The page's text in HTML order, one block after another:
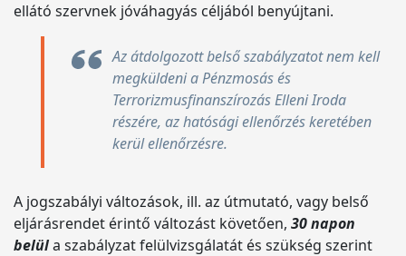
ellátó szervnek jóváhagyás céljából benyújtani.
Az átdolgozott belső szabályzatot nem kell
megküldeni a Pénzmosás és
Terrorizmusfinanszírozás Elleni Iroda
részére, az hatósági ellenőrzés keretében
kerül ellenőrzésre.
A jogszabályi változások, ill. az útmutató, vagy belső
eljárásrendet érintő változást követően, 30 napon
belüla szabályzat felülvizsgálatát és szükség szerint